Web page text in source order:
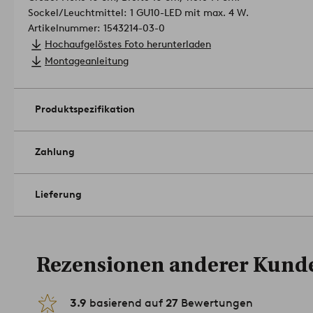
Sockel/Leuchtmittel: 1 GU10-LED mit max. 4 W.
Artikelnummer: 1543214-03-0
Hochaufgelöstes Foto herunterladen
Montageanleitung
Produktspezifikation
Zahlung
Lieferung
Rezensionen anderer
3.9 basierend auf 27 Bewertungen